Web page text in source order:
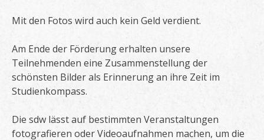
Mit den Fotos wird auch kein Geld verdient.
Am Ende der Förderung erhalten unsere
Teilnehmenden eine Zusammenstellung der
schönsten Bilder als Erinnerung an ihre Zeit im
Studienkompass.
Die sdw lässt auf bestimmten Veranstaltungen
fotografieren oder Videoaufnahmen machen, um die